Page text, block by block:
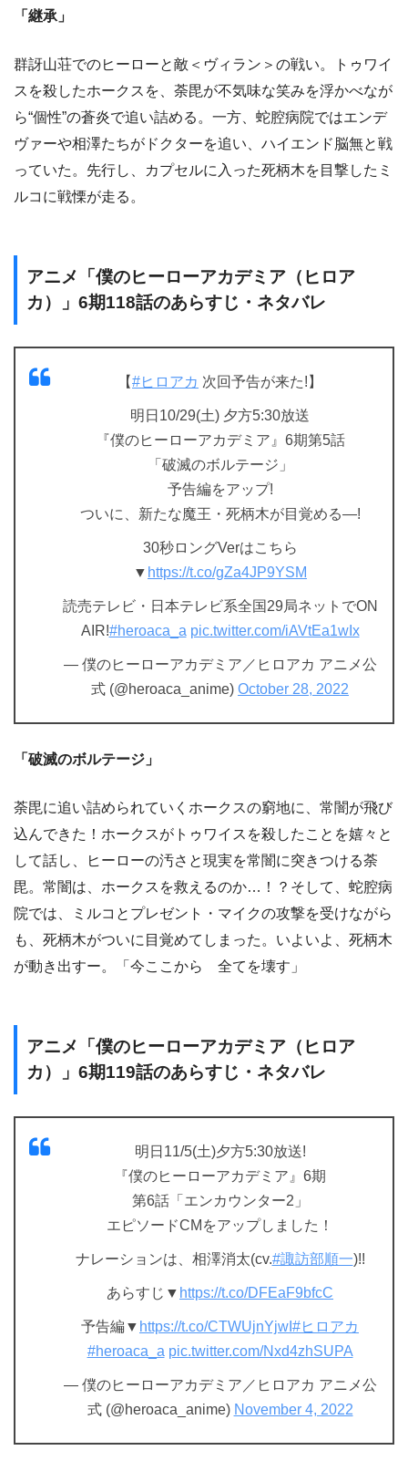
「継承」
群訝山荘でのヒーローと敵＜ヴィラン＞の戦い。トゥワイ
スを殺したホークスを、荼毘が不気味な笑みを浮かべなが
ら“個性”の蒼炎で追い詰める。一方、蛇腔病院ではエンデ
ヴァーや相澤たちがドクターを追い、ハイエンド脳無と戦
っていた。先行し、カプセルに入った死柄木を目撃したミ
ルコに戦慄が走る。
アニメ「僕のヒーローアカデミア（ヒロア
カ）」6期118話のあらすじ・ネタバレ
【#ヒロアカ 次回予告が来た!】
明日10/29(土) 夕方5:30放送
『僕のヒーローアカデミア』6期第5話
「破滅のボルテージ」
予告編をアップ!
ついに、新たな魔王・死柄木が目覚める―!
30秒ロングVerはこちら
▼ https://t.co/gZa4JP9YSM
読売テレビ・日本テレビ系全国29局ネットでON
AIR!#heroaca_a pic.twitter.com/iAVtEa1wIx
— 僕のヒーローアカデミア／ヒロアカ アニメ公
式 (@heroaca_anime) October 28, 2022
「破滅のボルテージ」
荼毘に追い詰められていくホークスの窮地に、常闇が飛び
込んできた！ホークスがトゥワイスを殺したことを嬉々と
して話し、ヒーローの汚さと現実を常闇に突きつける荼
毘。常闇は、ホークスを救えるのか…！？そして、蛇腔病
院では、ミルコとプレゼント・マイクの攻撃を受けながら
も、死柄木がついに目覚めてしまった。いよいよ、死柄木
が動き出すー。「今ここから 全てを壊す」
アニメ「僕のヒーローアカデミア（ヒロア
カ）」6期119話のあらすじ・ネタバレ
明日11/5(土)夕方5:30放送!
『僕のヒーローアカデミア』6期
第6話「エンカウンター2」
エピソードCMをアップしました！
ナレーションは、相澤消太(cv.#諏訪部順一)!!
あらすじ▼ https://t.co/DFEaF9bfcC
予告編▼ https://t.co/CTWUjnYjwI #ヒロアカ
#heroaca_a pic.twitter.com/Nxd4zhSUPA
— 僕のヒーローアカデミア／ヒロアカ アニメ公
式 (@heroaca_anime) November 4, 2022